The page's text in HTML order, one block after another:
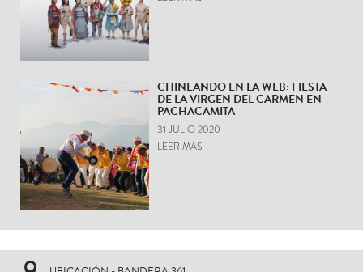
CHINEANDO EN LA WEB: FIESTA
DE LA VIRGEN DEL CARMEN EN
PACHACAMITA
31 JULIO 2020
LEER MÁS